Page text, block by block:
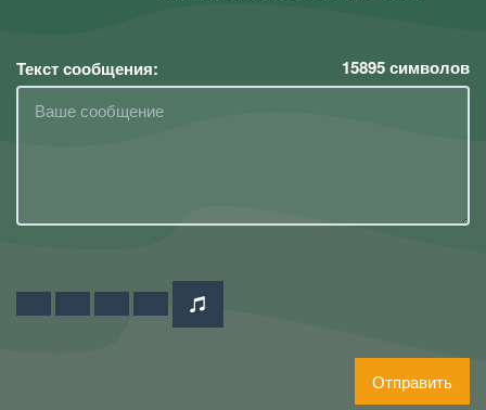
Текст сообщения: 15895символов
Отправить